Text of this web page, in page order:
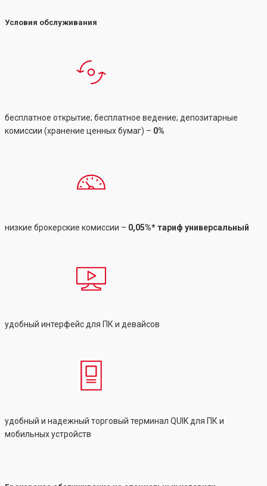
Условия обслуживания
бесплатное открытие; бесплатное ведение; депозитарные
комиссии (хранение ценных бумаг) – 0%
низкие брокерские комиссии – 0,05%* тариф универсальный
удобный интерфейс для ПК и девайсов
удобный и надежный торговый терминал QUIK для ПК и
мобильных устройств